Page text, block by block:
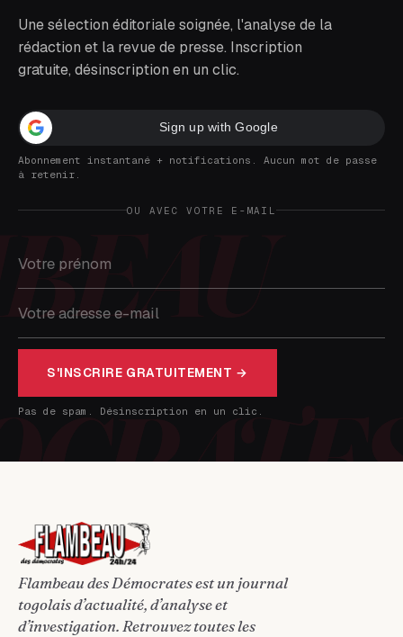
Une sélection éditoriale soignée, l'analyse de la
rédaction et la revue de presse. Inscription
gratuite, désinscription en un clic.
Sign up with Google
Abonnement instantané + notifications. Aucun mot de passe
à retenir.
OU AVEC VOTRE E-MAIL
S'INSCRIRE GRATUITEMENT →
Pas de spam. Désinscription en un clic.
Flambeau des Démocrates est un journal
togolais d’actualité, d’analyse et
d’investigation. Retrouvez toutes les